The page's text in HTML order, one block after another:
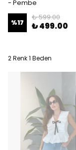
- Pembe
%17
₺ 599.00
₺ 499.00
2 Renk 1 Beden